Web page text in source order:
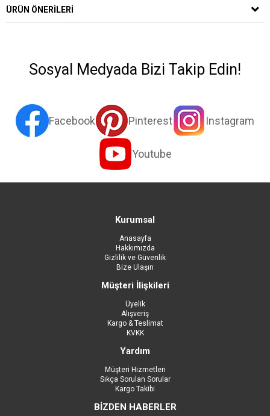
ÜRÜN ÖNERILERI
Sosyal Medyada Bizi Takip Edin!
Facebook Pinterest Instagram
Youtube
Kurumsal
Anasayfa
Hakkımızda
Gizlilik ve Güvenlik
Bize Ulaşın
Müşteri İlişkileri
Üyelik
Alışveriş
Kargo & Teslimat
KVKK
Yardım
Müşteri Hizmetleri
Sıkça Sorulan Sorular
Kargo Takibi
BİZDEN HABERLER